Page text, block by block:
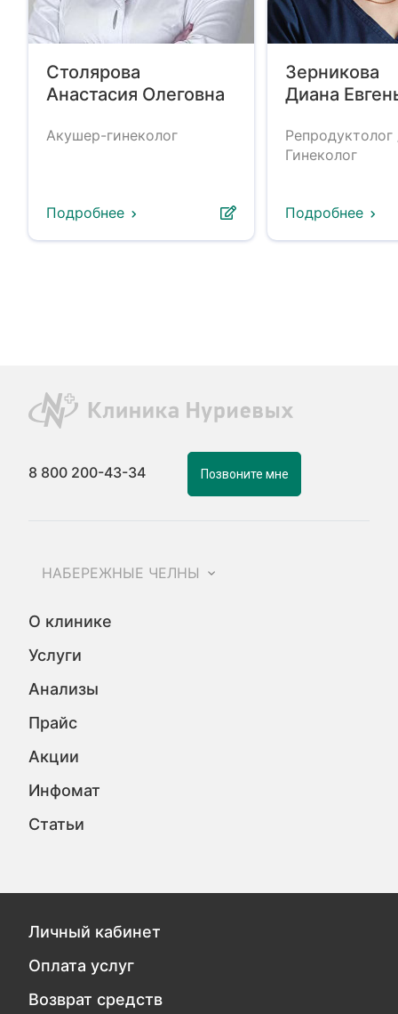
Столярова
Анастасия Олеговна
Акушер-гинеколог
Подробнее
Зерникова
Диана
Репродуктолог
Гинеколог
Подробнее
8 800 200-43-34 Позвоните мне
НАБЕРЕЖНЫЕ ЧЕЛНЫ
О клинике
Услуги
Анализы
Прайс
Акции
Инфомат
Статьи
Личный кабинет
Оплата услуг
Возврат средств